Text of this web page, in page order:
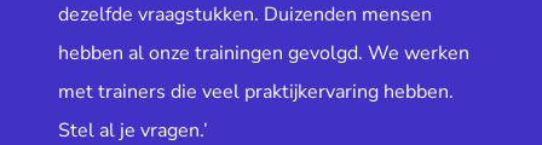
dezelfde vraagstukken. Duizenden mensen
hebben al onze trainingen gevolgd. We werken
met trainers die veel praktijkervaring hebben.
Stel al je vragen.’